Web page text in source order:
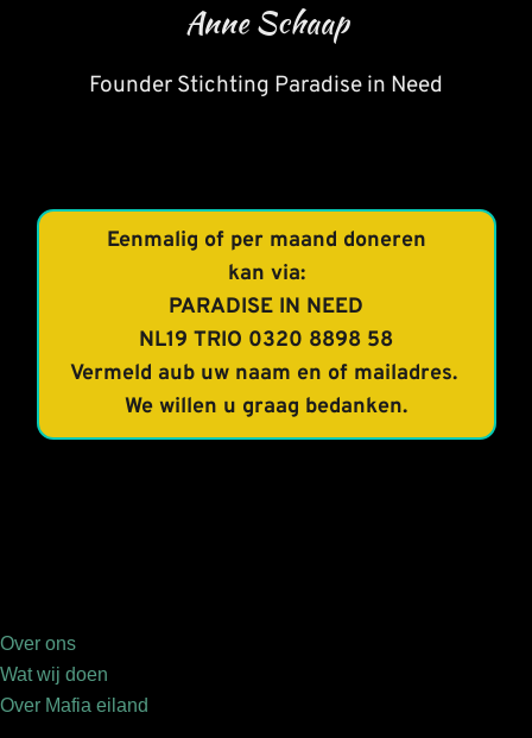
Anne Schaap
Founder Stichting Paradise in Need
Eenmalig of per maand doneren
kan via:
PARADISE IN NEED
NL19 TRIO 0320 8898 58
Vermeld aub uw naam en of mailadres.
We willen u graag bedanken.
Over ons
Wat wij doen
Over Mafia eiland